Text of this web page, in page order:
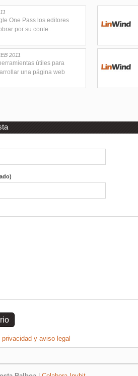
One Pass los editores
por su conte...
2011
útiles para
una página web
privacidad y aviso legal